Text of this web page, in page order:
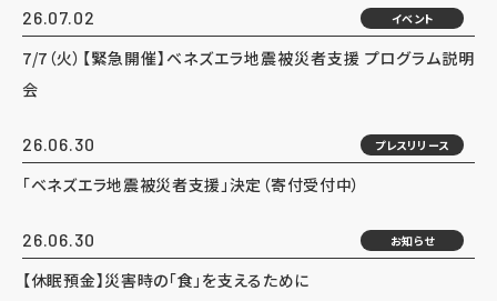
26.07.02 イベント
7/7（火）【緊急開催】ベネズエラ地震被災者支援 プログラム説明
会
26.06.30 プレスリリース
「ベネズエラ地震被災者支援」決定（寄付受付中）
26.06.30 お知らせ
【休眠預金】災害時の「食」を支えるために